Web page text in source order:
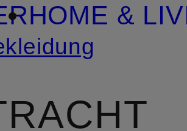
HOME &